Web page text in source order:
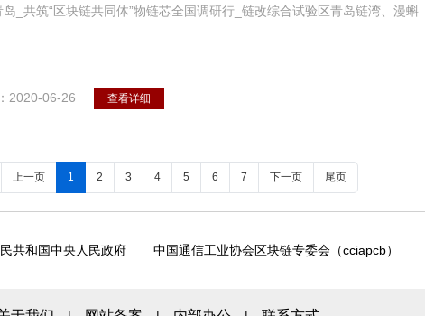
_共筑“区块链共同体”物链芯全国调研行_链改综合试验区青岛链湾、漫蝌
2020-06-26 查看详细
上一页 1 2 3 4 5 6 7 下一页 尾页
共和国中央人民政府 中国通信工业协会区块链专委会（cciapcb）